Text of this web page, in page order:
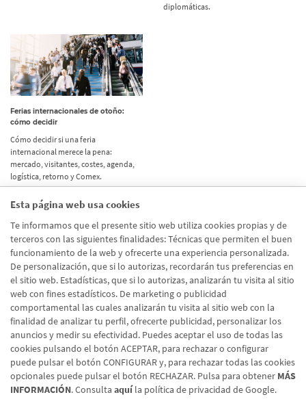
Esta página web usa cookies
Te informamos que el presente sitio web utiliza cookies propias y de
terceros con las siguientes finalidades: Técnicas que permiten el buen
funcionamiento de la web y ofrecerte una experiencia personalizada.
De personalización, que si lo autorizas, recordarán tus preferencias en
el sitio web. Estadísticas, que si lo autorizas, analizarán tu visita al sitio
web con fines estadísticos. De marketing o publicidad
comportamental las cuales analizarán tu visita al sitio web con la
finalidad de analizar tu perfil, ofrecerte publicidad, personalizar los
anuncios y medir su efectividad. Puedes aceptar el uso de todas las
cookies pulsando el botón ACEPTAR, para rechazar o configurar
puede pulsar el botón CONFIGURAR y, para rechazar todas las cookies
opcionales puede pulsar el botón RECHAZAR. Pulsa para obtener MÁS
INFORMACIÓN. Consulta aquíla política de privacidad de Google.
diplomáticas.
Ferias internacionales de otoño:
cómo decidir
Cómo decidir si una feria
internacional merece la pena:
mercado, visitantes, costes, agenda,
logística, retorno y Comex.
Etiquetas
Actualidad(514)
Internacional(490)
Empresa(138)
Recomendaciones
Internacional - Cloned(8)
Actualidad - Cloned (8)